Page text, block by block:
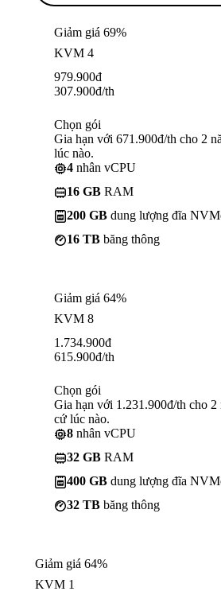
Giảm giá 69%
KVM 4
979.900đ
307.900đ/th
Chọn gói
Gia hạn với 671.900đ/th cho 2
lúc nào.
4 nhân vCPU
16 GB RAM
200 GB dung lượng đĩa
16 TB băng thông
Giảm giá 64%
KVM 8
1.734.900đ
615.900đ/th
Chọn gói
Gia hạn với 1.231.900đ/th cho 2
cứ lúc nào.
8 nhân vCPU
32 GB RAM
400 GB dung lượng đĩa
32 TB băng thông
Giảm giá 64%
KVM 1